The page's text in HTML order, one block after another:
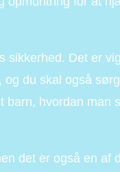
sikkerhed. Det er
du skal også
hvordan man
det er også en af